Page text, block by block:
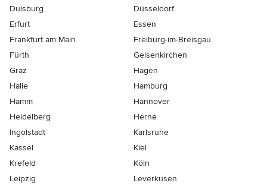
Duisburg
Düsseldorf
Erfurt
Essen
Frankfurt am Main
Freiburg-im-Breisgau
Fürth
Gelsenkirchen
Graz
Hagen
Halle
Hamburg
Hamm
Hannover
Heidelberg
Herne
Ingolstadt
Karlsruhe
Kassel
Kiel
Krefeld
Köln
Leipzig
Leverkusen